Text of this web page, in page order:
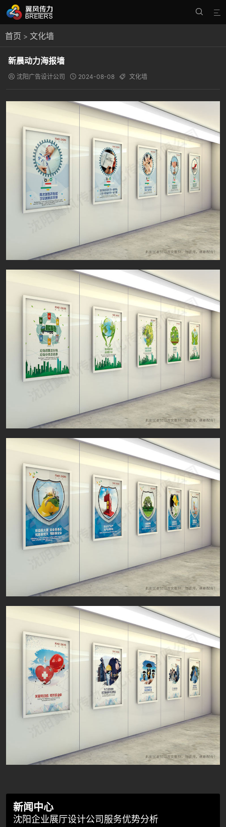


首页 > 文化墙
新晨动力海报墙
 沈阳广告设计公司  2024-08-08  文化墙
新闻中心
沈阳企业展厅设计公司服务优势分析